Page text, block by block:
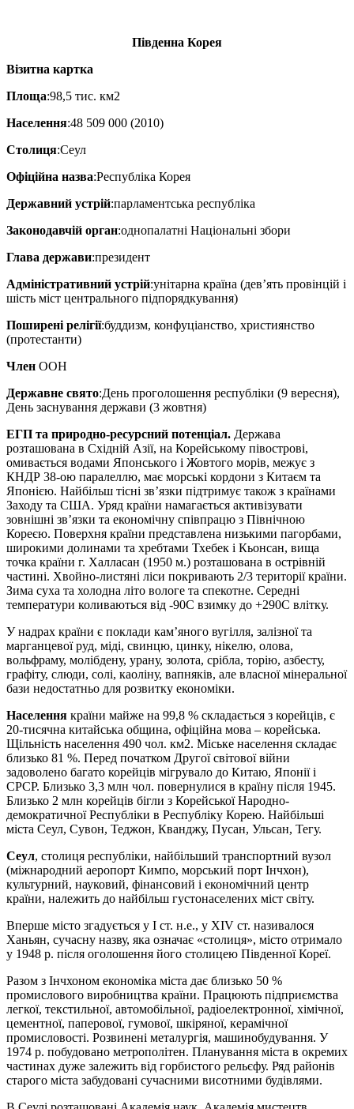
Південна Корея
Візитна картка
Площа:98,5 тис. км2
Населення:48 509 000 (2010)
Столиця:Сеул
Офіційна назва:Республіка Корея
Державний устрій:парламентська республіка
Законодавчій орган:однопалатні Національні збори
Глава держави:президент
Адміністративний устрій:унітарна країна (дев’ять провінцій і
шість міст центрального підпорядкування)
Поширені релігії:буддизм, конфуціанство, християнство
(протестанти)
Член ООН
Державне свято:День проголошення республіки (9 вересня),
День заснування держави (3 жовтня)
ЕГП та природно-ресурсний потенціал. Держава
розташована в Східній Азії, на Корейському півострові,
омивається водами Японського і Жовтого морів, межує з
КНДР 38-ою паралеллю, має морські кордони з Китаєм та
Японією. Найбільш тісні зв’язки підтримує також з країнами
Заходу та США. Уряд країни намагається активізувати
зовнішні зв’язки та економічну співпрацю з Північною
Кореєю. Поверхня країни представлена низькими пагорбами,
широкими долинами та хребтами Тхебек і Кьонсан, вища
точка країни г. Халласан (1950 м.) розташована в острівній
частині. Хвойно-листяні ліси покривають 2/3 території країни.
Зима суха та холодна літо вологе та спекотне. Середні
температури коливаються від -90C взимку до +290C влітку.
У надрах країни є поклади кам’яного вугілля, залізної та
марганцевої руд, міді, свинцю, цинку, нікелю, олова,
вольфраму, молібдену, урану, золота, срібла, торію, азбесту,
графіту, слюди, солі, каоліну, вапняків, але власної мінеральної
бази недостатньо для розвитку економіки.
Населення країни майже на 99,8 % складається з корейців, є
20-тисячна китайська община, офіційна мова – корейська.
Щільність населення 490 чол. км2. Міське населення складає
близько 81 %. Перед початком Другої світової війни
задоволено багато корейців мігрувало до Китаю, Японії і
СРСР. Близько 3,3 млн чол. повернулися в країну після 1945.
Близько 2 млн корейців бігли з Корейської Народно-
демократичної Республіки в Республіку Корею. Найбільші
міста Сеул, Сувон, Теджон, Кванджу, Пусан, Ульсан, Тегу.
Сеул, столиця республіки, найбільший транспортний вузол
(міжнародний аеропорт Кимпо, морський порт Інчхон),
культурний, науковий, фінансовий і економічний центр
країни, належить до найбільш густонаселених міст світу.
Вперше місто згадується у I ст. н.е., у XIV ст. називалося
Ханьян, сучасну назву, яка означає «столиця», місто отримало
у 1948 р. після оголошення його столицею Південної Кореї.
Разом з Інчхоном економіка міста дає близько 50 %
промислового виробництва країни. Працюють підприємства
легкої, текстильної, автомобільної, радіоелектронної, хімічної,
цементної, паперової, гумової, шкіряної, керамічної
промисловості. Розвинені металургія, машинобудування. У
1974 р. побудовано метрополітен. Планування міста в окремих
частинах дуже залежить від горбистого рельєфу. Ряд районів
старого міста забудовані сучасними висотними будівлями.